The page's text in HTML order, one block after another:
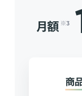
月額 ※3
商